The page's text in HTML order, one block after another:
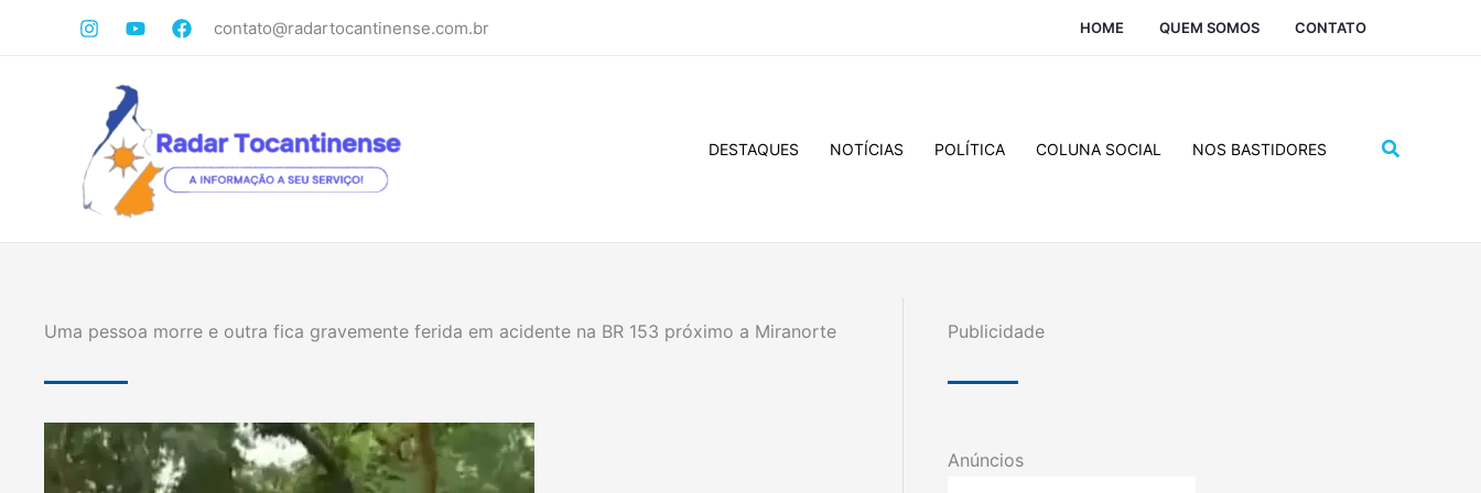
contato@radartocantinense.com.br HOME QUEM SOMOS CONTATO
DESTAQUES NOTÍCIAS POLÍTICA COLUNA SOCIAL NOS BASTIDORES Pesquisar
Uma pessoa morre e outra fica gravemente ferida em acidente na BR 153 próximo a Miranorte Publicidade
Anúncios